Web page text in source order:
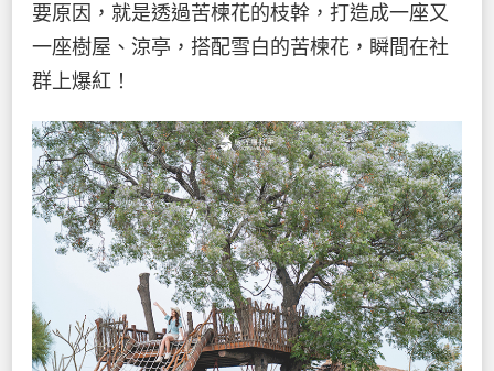
要原因，就是透過苦楝花的枝幹，打造成一座又
一座樹屋、涼亭，搭配雪白的苦楝花，瞬間在社
群上爆紅！